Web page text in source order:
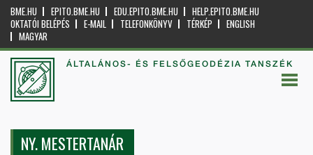
BME.HU EPITO.BME.HU EDU.EPITO.BME.HU
HELP.EPITO.BME.HU
OKTATÓI BELÉPÉS
E-MAIL TELEFONKÖNYV TÉRKÉP
ENGLISH
MAGYAR
ÁLTALÁNOS- ÉS FELSŐGEODÉZIA TANSZÉK
NY. MESTERTANÁR